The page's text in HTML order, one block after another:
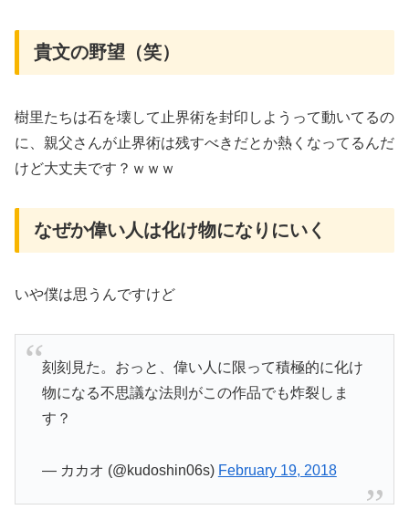
貴文の野望（笑）
樹里たちは石を壊して止界術を封印しようって動いてるの
に、親父さんが止界術は残すべきだとか熱くなってるんだ
けど大丈夫です？ｗｗｗ
なぜか偉い人は化け物になりにいく
いや僕は思うんですけど
刻刻見た。おっと、偉い人に限って積極的に化け
物になる不思議な法則がこの作品でも炸裂しま
す？
— カカオ (@kudoshin06s) February 19, 2018